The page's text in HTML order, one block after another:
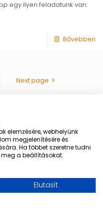
egy ilyen feladatunk van:
Bővebben
Next page
Rights Reserved
elemzésére, webhelyünk
megjelenítésére és
Ha többet szeretne tudni
a beállításokat.
Elutasít